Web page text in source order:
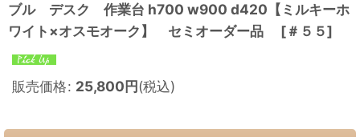
ブル デスク 作業台 h700 w900 d420【ミルキーホ
ワイト×オスモオーク】 セミオーダー品 [＃５５]
販売価格: 25,800円(税込)